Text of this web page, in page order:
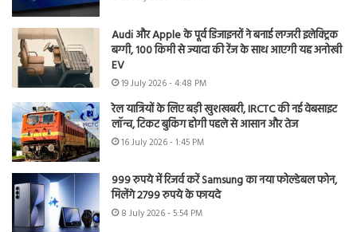
Audi और Apple के पूर्व डिजाइनरों ने बनाई लग्जरी इलेक्ट्रिक
बग्गी, 100 किमी से ज्यादा की रेंज के साथ आएगी यह अनोखी
EV
19 July 2026 - 4:48 PM
रेल यात्रियों के लिए बड़ी खुशखबरी, IRCTC की नई वेबसाइट
लॉन्च, टिकट बुकिंग होगी पहले से आसान और तेज
16 July 2026 - 1:45 PM
999 रुपये में रिजर्व करें Samsung का नया फोल्डेबल फोन,
मिलेंगे 2799 रुपये के फायदे
8 July 2026 - 5:54 PM